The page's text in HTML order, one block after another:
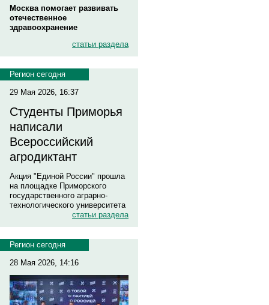
Москва помогает развивать
отечественное
здравоохранение
статьи раздела
Регион сегодня
29 Мая 2026, 16:37
Студенты Приморья
написали
Всероссийский
агродиктант
Акция "Единой России" прошла
на площадке Приморского
государственного аграрно-
технологического университета
статьи раздела
Регион сегодня
28 Мая 2026, 14:16